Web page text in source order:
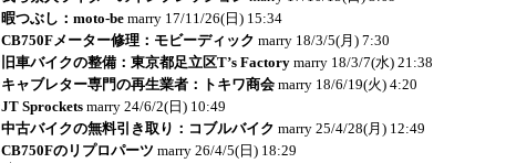
暇つぶし：moto-be marry 17/11/26(日) 15:34
CB750Fメーター修理：モビーディック marry 18/3/5(月) 7:30
旧車バイクの整備：東京都足立区T’s Factory marry 18/3/7(水) 21:38
キャブレター専門の再生業者：トキワ商会 marry 18/6/19(火) 4:20
JT Sprockets marry 24/6/2(日) 10:49
中古バイクの無料引き取り：コブルバイク marry 25/4/28(月) 12:49
CB750Fのリプロパーツ marry 26/4/5(日) 18:29